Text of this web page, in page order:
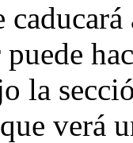
la
verá